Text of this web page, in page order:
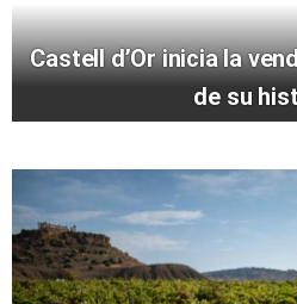
Castell d’Or inicia la
de su